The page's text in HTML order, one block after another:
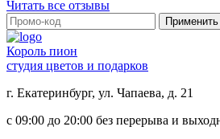
Читать все отзывы
Применить
Король пион
студия цветов и подарков
г. Екатеринбург, ул. Чапаева, д. 21
с 09:00 до 20:00 без перерыва и